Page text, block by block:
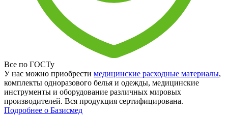
Все по ГОСТу
У нас можно приобрести медицинские расходные материалы,
комплекты одноразового белья и одежды, медицинские
инструменты и оборудование различных мировых
производителей. Вся продукция сертифицирована.
Подробнее о Базисмед